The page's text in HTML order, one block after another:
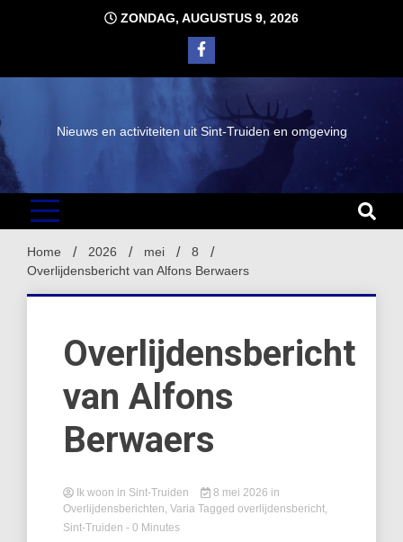
ZONDAG, AUGUSTUS 9, 2026
Nieuws en activiteiten uit Sint-Truiden en omgeving
Home 2026 mei
8
Overlijdensbericht van Alfons Berwaers
Overlijdensbericht
van Alfons
Berwaers
Ik woon in Sint-Truiden 8 mei 2026 in
Overlijdensberichten, Varia Tagged overlijdensbericht,
Sint-Truiden - 0 Minutes